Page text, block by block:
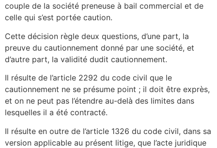
couple de la société preneuse à bail commercial et de
celle qui s’est portée caution.
Cette décision règle deux questions, d’une part, la
preuve du cautionnement donné par une société, et
d’autre part, la validité dudit cautionnement.
Il résulte de l’article 2292 du code civil que le
cautionnement ne se présume point ; il doit être exprès,
et on ne peut pas l’étendre au-delà des limites dans
lesquelles il a été contracté.
Il résulte en outre de l’article 1326 du code civil, dans sa
version applicable au présent litige, que l’acte juridique